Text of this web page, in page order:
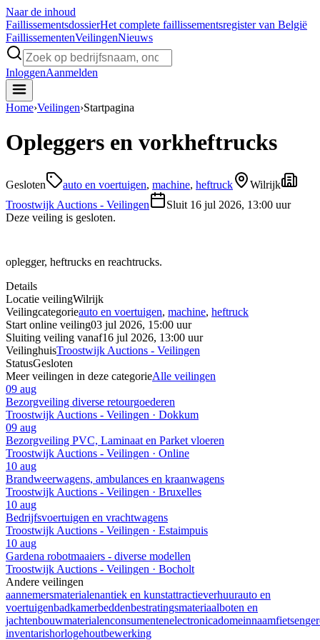
Naar de inhoud
FaillissementsdossierHet complete faillissementsregister van België
FaillissementenVeilingenNieuws
InloggenAanmelden
Home›Veilingen›Startpagina
Opleggers en vorkheftrucks
Gesloten auto en voertuigen, machine, heftruck
Wilrijk
Troostwijk Auctions - Veilingen
Sluit 16 jul 2026, 13:00 uur
Deze veiling is gesloten.
oplegger, heftrucks en reachtrucks.
Details
Locatie veilingWilrijk
Veilingcategorieauto en voertuigen, machine, heftruck
Start online veiling03 jul 2026, 15:00 uur
Sluiting veiling vanaf16 jul 2026, 13:00 uur
VeilinghuisTroostwijk Auctions - Veilingen
StatusGesloten
Meer veilingen in deze categorieAlle veilingen
09 aug
Bezorgveiling diverse retourgoederen
Troostwijk Auctions - Veilingen · Dokkum
09 aug
Bezorgveiling PVC, Laminaat en Parket vloeren
Troostwijk Auctions - Veilingen · Online
10 aug
Brandweerwagens, ambulances en kraanwagens
Troostwijk Auctions - Veilingen · Bruxelles
10 aug
Bedrijfsvoertuigen en vrachtwagens
Troostwijk Auctions - Veilingen · Estaimpuis
10 aug
Gardena robotmaaiers - diverse modellen
Troostwijk Auctions - Veilingen · Bocholt
Andere veilingen
aannemersmaterialenantiek en kunstattractieverhuurauto en
voertuigenbadkamerbeddenbestratingsmateriaalboten en
jachtenbouwmaterialenconsumentenelectronicadomeinnaamfietsen
inventarishorlogehoutbewerking